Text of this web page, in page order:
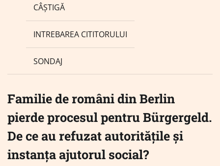
CÂȘTIGĂ
INTREBAREA CITITORULUI
SONDAJ
Familie de români din Berlin
pierde procesul pentru Bürgergeld.
De ce au refuzat autoritățile și
instanța ajutorul social?